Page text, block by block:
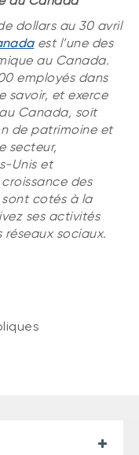
dollars au 30 avril
est l’une des
au Canada.
employés dans
savoir, et exerce
Canada, soit
de patrimoine et
secteur,
Unis et
des
cotés à la
ses activités
réseaux sociaux.